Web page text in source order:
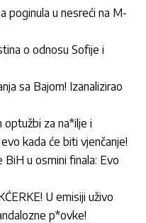
poginula u nesreći na M-
o odnosu Sofije i
sa Bajom! Izanalizirao
optužbi za na*ilje i
kada će biti vjenčanje!
u osmini finala: Evo
U emisiji uživo
p*ovke!